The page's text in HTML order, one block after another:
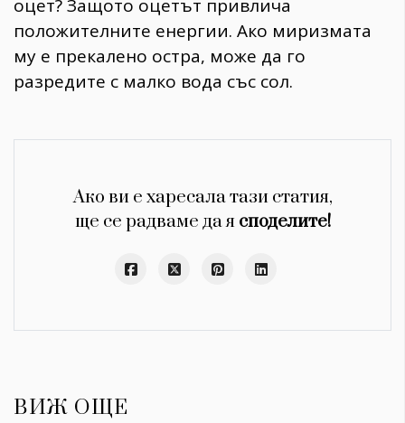
оцет? Защото оцетът привлича
положителните енергии. Ако миризмата
му е прекалено остра, може да го
разредите с малко вода със сол.
Ако ви е харесала тази статия,
ще се радваме да я споделите!
ВИЖ ОЩЕ